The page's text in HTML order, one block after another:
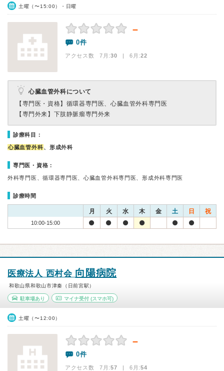
土曜（〜15:00）・日曜
－
0件
アクセス数 7月:30 | 6月:22
心臓血管外科について
【専門医・資格】 循環器専門医、心臓血管外科専門医
【専門外来】 下肢静脈瘤専門外来
診療科目：
心臓血管外科、形成外科
専門医・資格：
外科専門医、循環器専門医、心臓血管外科専門医、形成外科専門医
診療時間
月 火 水 木 金 土 日 祝
10:00-15:00
医療法人 西村会 向陽病院
和歌山県和歌山市津秦（日前宮駅）
駐車場あり マイナ受付(スマホ可)
土曜（〜12:00）
－
0件
アクセス数 7月:57 | 6月:54